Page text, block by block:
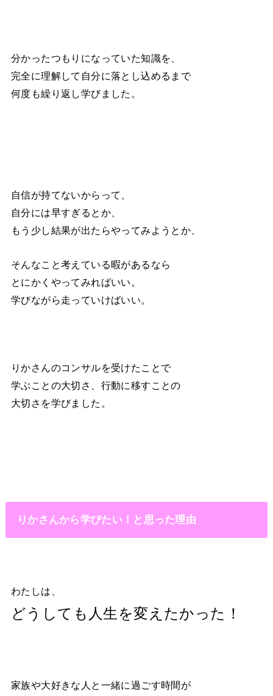
分かったつもりになっていた知識を、
完全に理解して自分に落とし込めるまで
何度も繰り返し学びました。
自信が持てないからって、
自分には早すぎるとか、
もう少し結果が出たらやってみようとか、
そんなこと考えている暇があるなら
とにかくやってみればいい。
学びながら走っていけばいい。
りかさんのコンサルを受けたことで
学ぶことの大切さ、行動に移すことの
大切さを学びました。
りかさんから学びたい！と思った理由
わたしは、
どうしても人生を変えたかった！
家族や大好きな人と一緒に過ごす時間が